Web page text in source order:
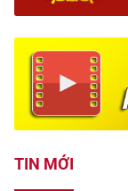
TIN MỚI